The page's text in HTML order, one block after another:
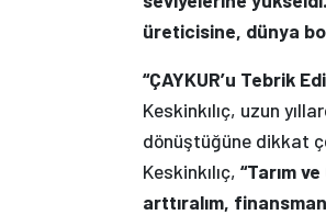
üreticisine, dünya
“ÇAYKUR’u Tebrik
Keskinkılıç, uzun
dönüştüğüne dikkat
Keskinkılıç, “Tarım
arttıralım,